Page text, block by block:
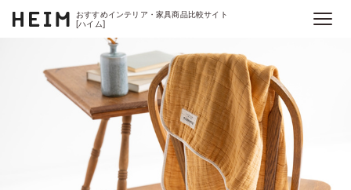
おすすめインテリア・家具商品比較サイト
[ハイム]